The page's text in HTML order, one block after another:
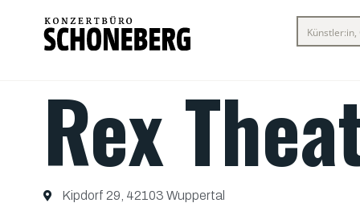
Rex
Kipdorf 29, 42103 Wuppertal